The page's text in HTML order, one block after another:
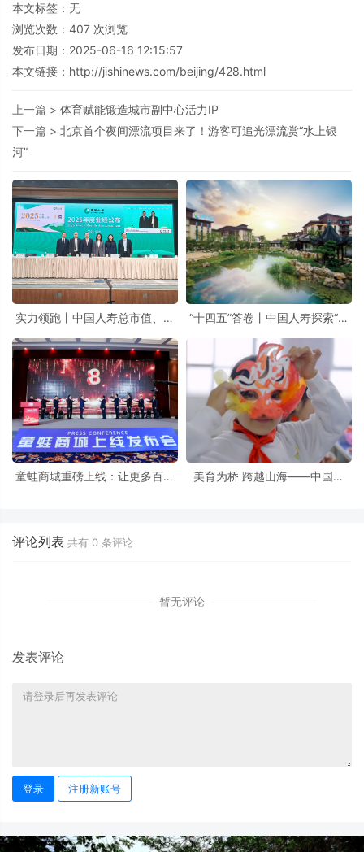
本文标签：无
浏览次数： 407 次浏览
发布日期：2025-06-16 12:15:57
本文链接： http://jishinews.com/beijing/428.html
上一篇 > 体育赋能锻造城市副中心活力IP
下一篇 > 北京首个夜间漂流项目来了！游客可追光漂流赏“水上银
河”
实力领跑丨中国人寿总市值、寿
寿险公司首位
“十四五”答卷丨中国人寿探索“保
童蛙商城重磅上线：让更多百姓
美育为桥 跨越山海——中国人
评论列表 共有 0 条评论
暂无评论
发表评论
登录 注册新账号